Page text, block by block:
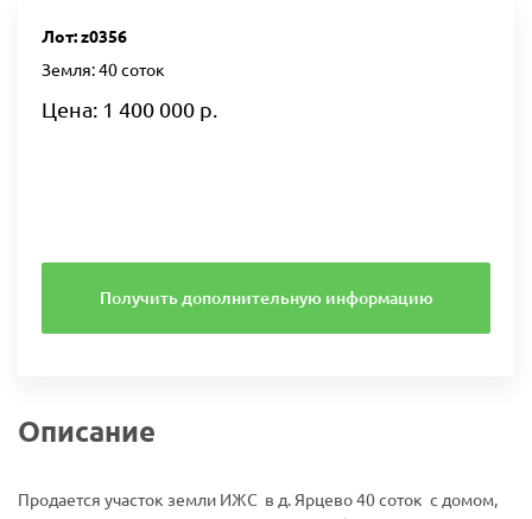
Лот: z0356
Земля: 40 соток
Цена: 1 400 000 р.
Получить дополнительную информацию
Описание
Продается участок земли ИЖС в д. Ярцево 40 соток с домом,